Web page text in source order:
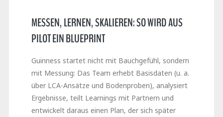
MESSEN, LERNEN, SKALIEREN: SO WIRD AUS
PILOT EIN BLUEPRINT
Guinness startet nicht mit Bauchgefühl, sondern
mit Messung: Das Team erhebt Basisdaten (u. a.
über LCA-Ansätze und Bodenproben), analysiert
Ergebnisse, teilt Learnings mit Partnern und
entwickelt daraus einen Plan, der sich später